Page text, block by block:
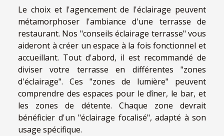
Le choix et l'agencement de l'éclairage peuvent
métamorphoser l'ambiance d'une terrasse de
restaurant. Nos "conseils éclairage terrasse" vous
aideront à créer un espace à la fois fonctionnel et
accueillant. Tout d'abord, il est recommandé de
diviser votre terrasse en différentes "zones
d'éclairage". Ces "zones de lumière" peuvent
comprendre des espaces pour le dîner, le bar, et
les zones de détente. Chaque zone devrait
bénéficier d'un "éclairage focalisé", adapté à son
usage spécifique.